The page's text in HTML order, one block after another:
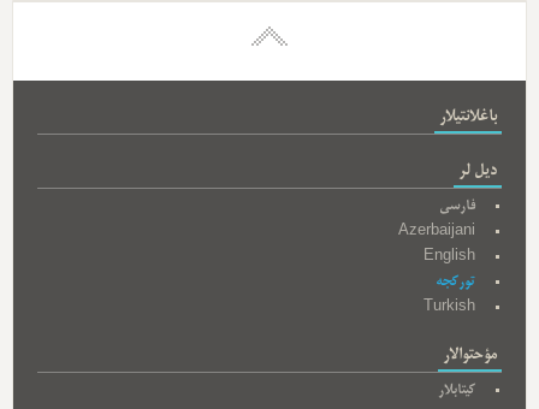
باغلانتیلار
دیل لر
فارسی
Azerbaijani
English
تورکجه
Turkish
مؤحتوالار
کیتابلار